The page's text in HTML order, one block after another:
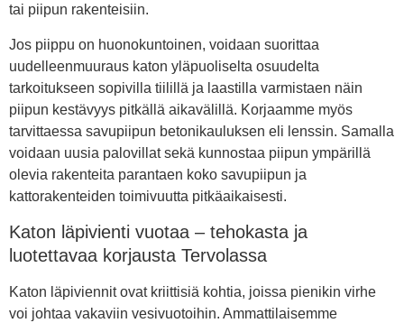
tai piipun rakenteisiin.
Jos piippu on huonokuntoinen, voidaan suorittaa
uudelleenmuuraus katon yläpuoliselta osuudelta
tarkoitukseen sopivilla tiilillä ja laastilla varmistaen näin
piipun kestävyys pitkällä aikavälillä. Korjaamme myös
tarvittaessa savupiipun betonikauluksen eli lenssin. Samalla
voidaan uusia palovillat sekä kunnostaa piipun ympärillä
olevia rakenteita parantaen koko savupiipun ja
kattorakenteiden toimivuutta pitkäaikaisesti.
Katon läpivienti vuotaa – tehokasta ja
luotettavaa korjausta Tervolassa
Katon läpiviennit ovat kriittisiä kohtia, joissa pienikin virhe
voi johtaa vakaviin vesivuotoihin. Ammattilaisemme